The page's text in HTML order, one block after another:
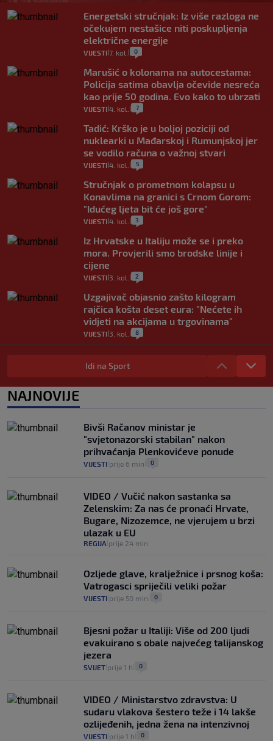
Energetski stručnjak: Iz više razloga ne
očekujem nestašice niti poskupljenja
električne energije
VIJESTI 7. kol. 0
Marušić o kolonama na autocestama:
Policija satima obavlja očevide nesreća
kao prije 50 godina. Evo kako to ubrzati
VIJESTI 4. kol. 7
Tadić: Krško je u boljoj poziciji od
nuklearki u Mađarskoj i Rumunjskoj jer
se vodilo računa o važnoj stvari
VIJESTI 4. kol. 5
Stručnjak o prometnom kolapsu u
Konavlima na granici s Crnom Gorom:
"Idućeg ljeta bit će još gore"
VIJESTI 4. kol. 3
Iz Hrvatske u Italiju može se i preko
mora. Provjerili smo brodske linije i
cijene
VIJESTI 3. kol. 2
Uzgajivač objasnio zašto kilogram
rajčica košta deset eura: "Nećete ih
vidjeti na akcijama u trgovinama"
VIJESTI 3. kol. 8
Selidba je jedno od stresnijih iskustava.
Evo aktualnih cijena i nekoliko savjeta
VIJESTI 2. kol. 0
automobilom na Hvar iz Zagreba, a
koliko iz Osijeka
VIJESTI 2. kol. 14
Idi na Sport
NAJNOVIJE
Bivši Račanov ministar je
"svjetonazorski stabilan" nakon
prihvaćanja Plenkovićeve ponude
VIJESTI prije 6 min 0
VIDEO / Vučić nakon sastanka sa
Zelenskim: Za nas će pronaći Hrvate,
Bugare, Nizozemce, ne vjerujem u brzi
ulazak u EU
REGIJA prije 24 min
Ozljede glave, kralježnice i prsnog koša:
Vatrogasci spriječili veliki požar
VIJESTI prije 50 min 0
Bjesni požar u Italiji: Više od 200 ljudi
evakuirano s obale najvećeg talijanskog
jezera
SVIJET prije 1 h 0
VIDEO / Ministarstvo zdravstva: U
sudaru vlakova šestero teže i 14 lakše
ozlijeđenih, jedna žena na intenzivnoj
VIJESTI prije 1 h 0